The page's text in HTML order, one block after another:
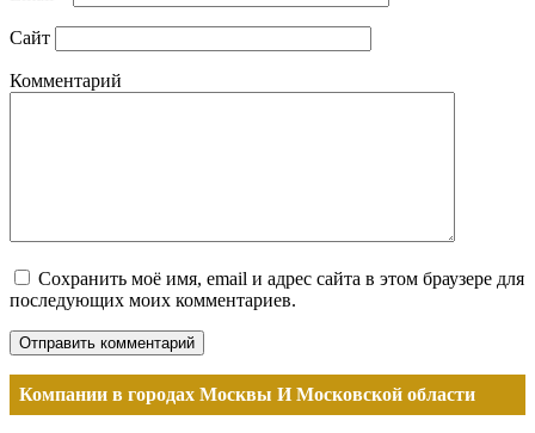
Сайт
Комментарий
Сохранить моё имя, email и адрес сайта в этом браузере для
последующих моих комментариев.
Компании в городах Москвы И Московской области